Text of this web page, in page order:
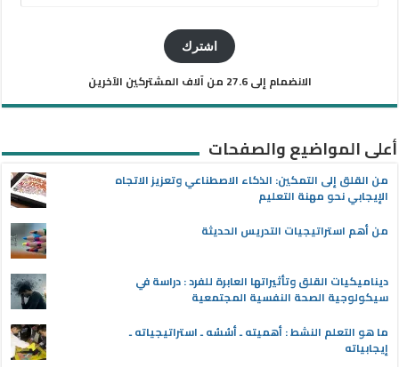
اشترك
الانضمام إلى 27.6 من آلاف المشتركين الآخرين
أعلى المواضيع والصفحات
من القلق إلى التمكين: الذكاء الاصطناعي وتعزيز الاتجاه
الإيجابي نحو مهنة التعليم
من أهم استراتيجيات التدريس الحديثة
ديناميكيات القلق وتأثيراتها العابرة للفرد : دراسة في
سيكولوجية الصحة النفسية المجتمعية
ما هو التعلم النشط : أهميته ـ أسُسُه ـ استراتيجياته ـ
إيجابياته